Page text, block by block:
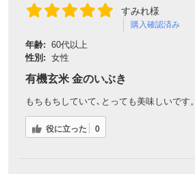
すみれ様
購入確認済み
年齢: 60代以上
性別: 女性
有機玄米 金のいぶき
もちもちしていて､とっても美味しいです。
役に立った 0